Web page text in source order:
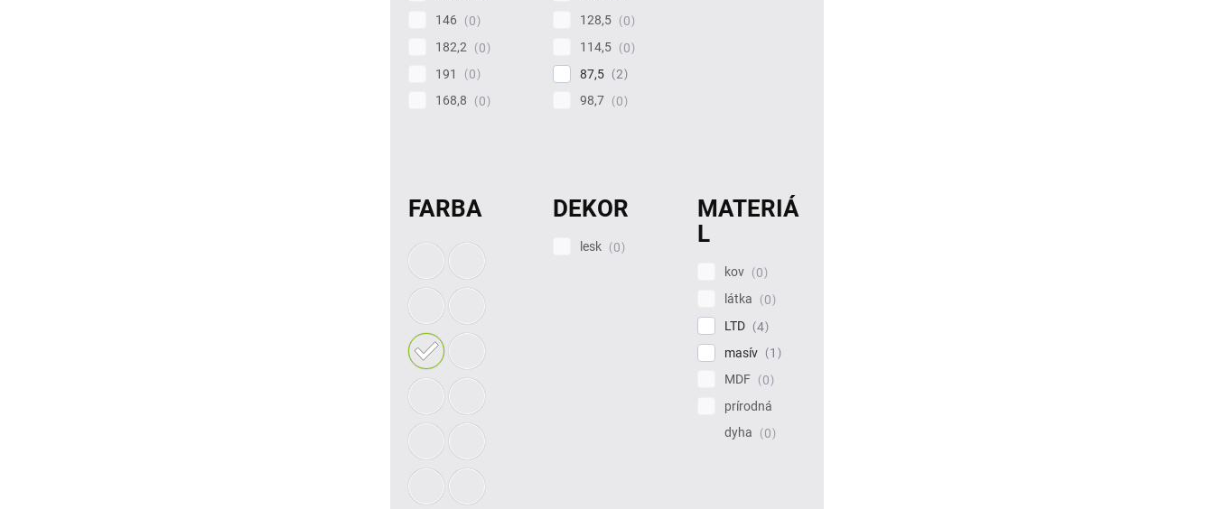
146
0
182,2
0
191
0
168,8
0
128,5
0
114,5
0
87,5
2
98,7
0
FARBA DEKOR
lesk 0
MATERIÁ
L
kov
0
látka
0
LTD
4
masív
1
MDF
0
prírodná
dyha
0